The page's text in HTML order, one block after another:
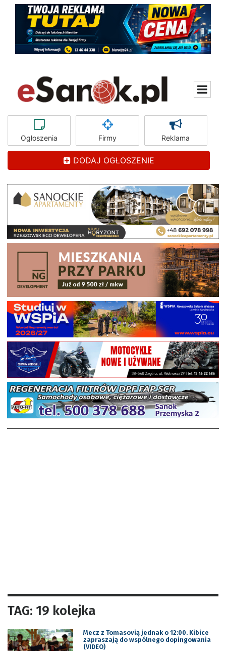
Ogłoszenia Firmy Reklama
DODAJ OGŁOSZENIE
TAG: 19 kolejka
Mecz z Tomasovią jednak o 12:00. Kibice
zapraszają do wspólnego dopingowania
(VIDEO)